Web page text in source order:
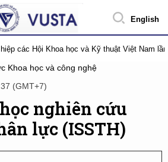
English
các Hội Khoa học và Kỹ thuật Việt Nam
Khoa học và công nghệ
(GMT+7)
nghiên cứu
lực (ISSTH)